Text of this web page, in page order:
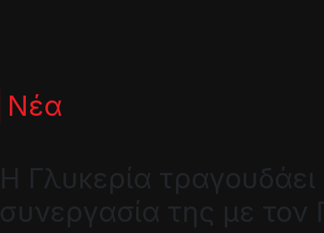
Νέα
Η Γλυκερία
συνεργασία της με τον